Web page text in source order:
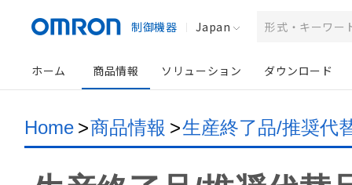
制御機器 Japan
ホーム 商品情報 ソリューション ダウンロード
Home >商品情報 >生産終了品/推奨代